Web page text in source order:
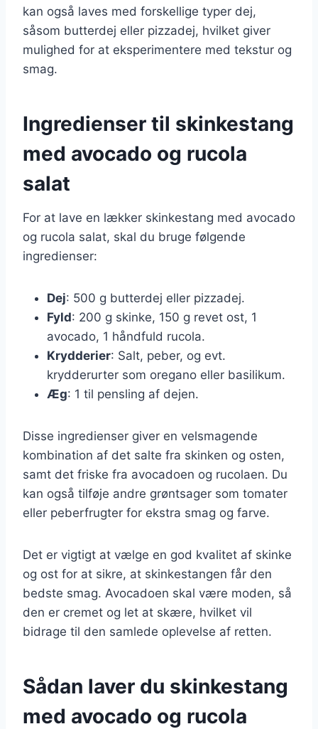
kan også laves med forskellige typer dej,
såsom butterdej eller pizzadej, hvilket giver
mulighed for at eksperimentere med tekstur og
smag.
Ingredienser til skinkestang
med avocado og rucola
salat
For at lave en lækker skinkestang med avocado
og rucola salat, skal du bruge følgende
ingredienser:
Dej: 500 g butterdej eller pizzadej.
Fyld: 200 g skinke, 150 g revet ost, 1
avocado, 1 håndfuld rucola.
Krydderier: Salt, peber, og evt.
krydderurter som oregano eller basilikum.
Æg: 1 til pensling af dejen.
Disse ingredienser giver en velsmagende
kombination af det salte fra skinken og osten,
samt det friske fra avocadoen og rucolaen. Du
kan også tilføje andre grøntsager som tomater
eller peberfrugter for ekstra smag og farve.
Det er vigtigt at vælge en god kvalitet af skinke
og ost for at sikre, at skinkestangen får den
bedste smag. Avocadoen skal være moden, så
den er cremet og let at skære, hvilket vil
bidrage til den samlede oplevelse af retten.
Sådan laver du skinkestang
med avocado og rucola